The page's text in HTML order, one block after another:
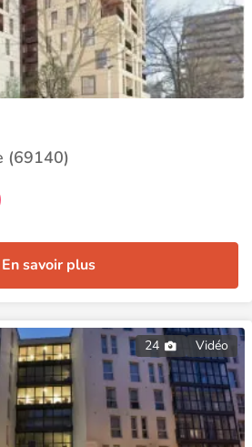
(69140)
En savoir plus
24 Vidéo